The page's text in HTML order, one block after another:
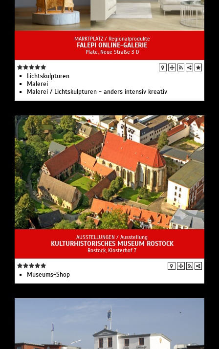
MARKTPLATZ / Regionalprodukte
FALEPI ONLINE-GALERIE
Plate, Neue Straße 3 D
Lichtskulpturen
Malerei
Malerei / Lichtskulpturen - anders intensiv kreativ
AUSSTELLUNGEN / Ausstellung
KULTURHISTORISCHES MUSEUM ROSTOCK
Rostock, Klosterhof 7
Museums-Shop